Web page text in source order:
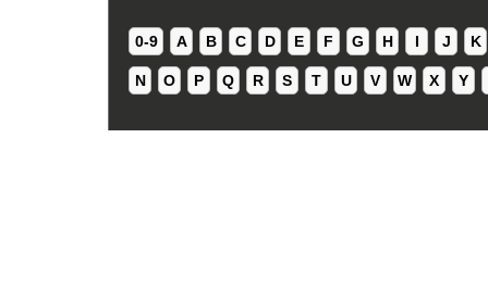
0-9 A B C D E F G H I J K
N O P Q R S T U V W X Y